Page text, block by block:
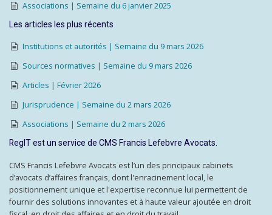
Associations | Semaine du 6 janvier 2025
Les articles les plus récents
Institutions et autorités | Semaine du 9 mars 2026
Sources normatives | Semaine du 9 mars 2026
Articles | Février 2026
Jurisprudence | Semaine du 2 mars 2026
Associations | Semaine du 2 mars 2026
RegIT est un service de CMS Francis Lefebvre Avocats.
CMS Francis Lefebvre Avocats est l’un des principaux cabinets
d’avocats d’affaires français, dont l'enracinement local, le
positionnement unique et l'expertise reconnue lui permettent de
fournir des solutions innovantes et à haute valeur ajoutée en droit